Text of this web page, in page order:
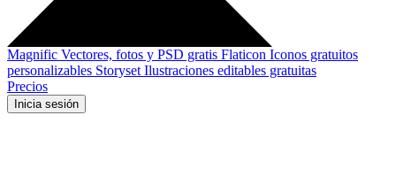
Magnific Vectores, fotos y PSD gratis Flaticon Iconos gratuitos
personalizables Storyset Ilustraciones editables gratuitas
Precios
Inicia sesión